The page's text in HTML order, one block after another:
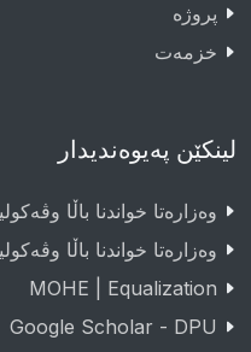
پروژە
خزمەت
لینکێن پەیوەندیدار
وەزارەتا خواندنا باڵا
وەزارەتا خواندنا باڵا
MOHE | Equalization
Google Scholar - DPU